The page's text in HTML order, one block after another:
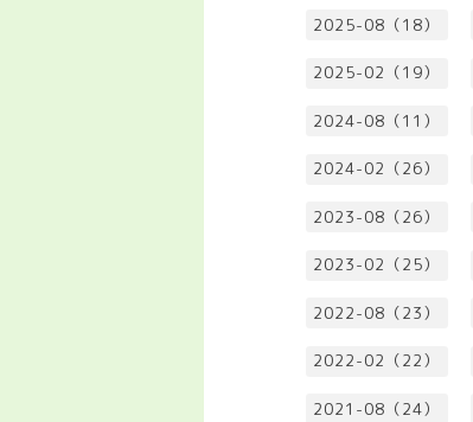
2025-08（18）
2025-02（19）
2024-08（11）
2024-02（26）
2023-08（26）
2023-02（25）
2022-08（23）
2022-02（22）
2021-08（24）